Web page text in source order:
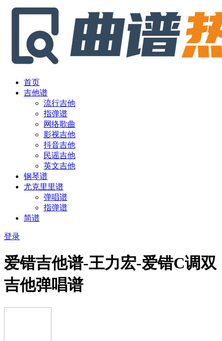
首页
吉他谱
流行吉他
指弹谱
网络歌曲
影视吉他
抖音吉他
民谣吉他
英文吉他
钢琴谱
尤克里里谱
弹唱谱
指弹谱
简谱
登录
爱错吉他谱-王力宏-爱错C调双
吉他弹唱谱